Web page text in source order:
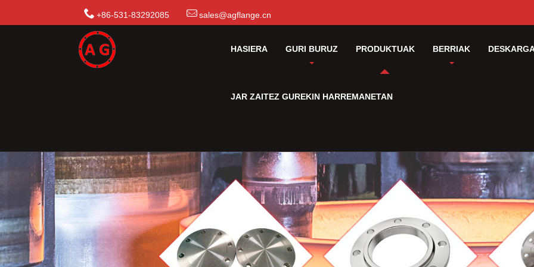
+86-531-83292085 sales@agflange.cn
HASIERA GURI BURUZ PRODUKTUAK BERRIAK
JAR ZAITEZ GUREKIN HARREMANETAN